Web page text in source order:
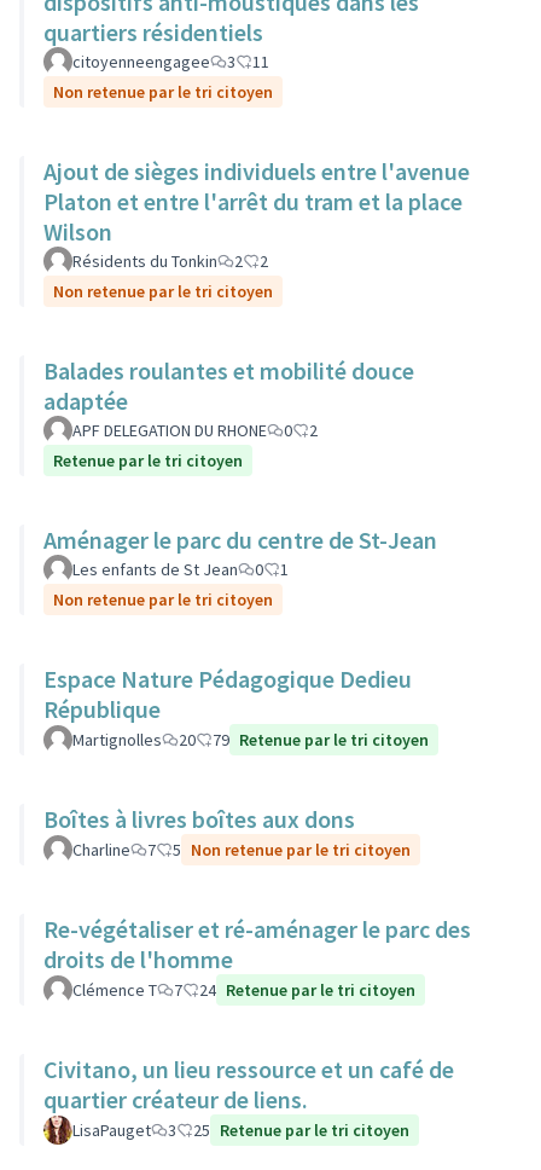
quartiers résidentiels
citoyenneengagee 3
11
Non retenue par le tri citoyen
Ajout de sièges individuels entre l'avenue
Platon et entre l'arrêt du tram et la place
Wilson
Résidents du Tonkin 2
2
Non retenue par le tri citoyen
Balades roulantes et mobilité douce
adaptée
APF DELEGATION DU RHONE 0
2
Retenue par le tri citoyen
Aménager le parc du centre de St-Jean
Les enfants de St Jean 0
1
Non retenue par le tri citoyen
Espace Nature Pédagogique Dedieu
République
Martignolles 20 79 Retenue par le tri citoyen
Boîtes à livres boîtes aux dons
Charline 7 5 Non retenue par le tri citoyen
Re-végétaliser et ré-aménager le parc des
droits de l'homme
Clémence T 7 24 Retenue par le tri citoyen
Civitano, un lieu ressource et un café de
quartier créateur de liens.
LisaPauget 3 25 Retenue par le tri citoyen